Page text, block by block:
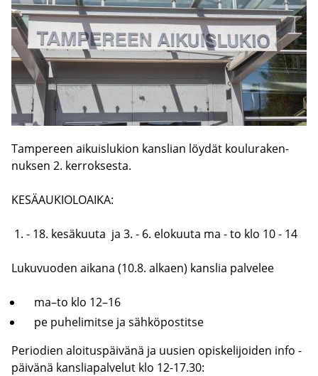
Tam­pe­reen ai­kuis­lu­kion kans­lian löy­dät kou­lu­ra­ken­
nuk­sen 2. ker­rok­ses­ta.
KE­SÄ­AU­KIO­LOAI­KA:
1. - 18. ke­sä­kuu­ta ja 3. - 6. elo­kuu­ta ma - to klo 10 - 14
Lu­ku­vuo­den ai­ka­na (10.8. al­kaen) kans­lia pal­ve­lee
ma–to klo 12–16
pe pu­he­li­mit­se ja säh­kö­pos­tit­se
Pe­rio­dien aloi­tus­päi­vä­nä ja uusien opis­ke­li­joi­den info -​
päivänä kans­lia­pal­ve­lut klo 12-17.30: